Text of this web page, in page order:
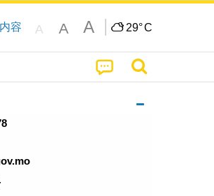
容 A A A 29°C